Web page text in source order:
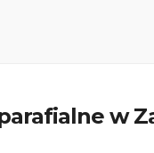
zdobyć
myślenickich